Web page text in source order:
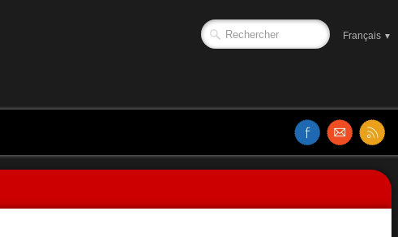
Français ▼